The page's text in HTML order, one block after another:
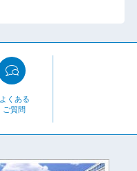
よくある
ご質問